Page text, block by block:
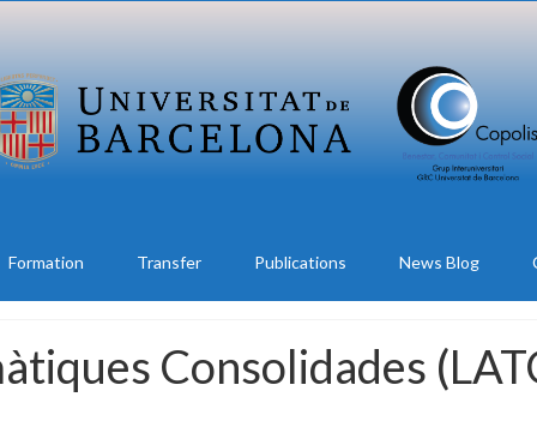
Formation Transfer Publications News Blog
Consolidades